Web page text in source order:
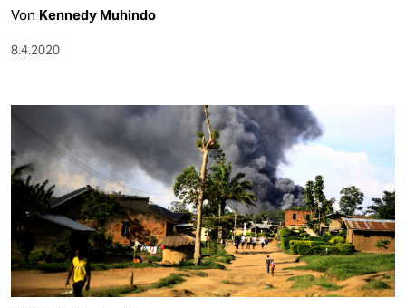
Von Kennedy Muhindo
8.4.2020